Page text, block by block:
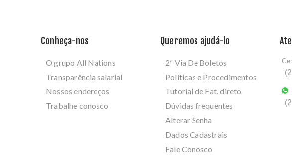
Conheça-nos
O grupo All Nations
Transparência salarial
Nossos endereços
Trabalhe conosco
Queremos ajudá-lo
2ª Via De Boletos
Políticas e Procedimentos
Tutorial de Fat. direto
Dúvidas frequentes
Alterar Senha
Dados Cadastrais
Fale Conosco
ﾠ